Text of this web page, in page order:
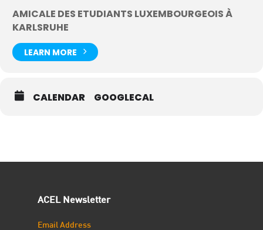
AMICALE DES ETUDIANTS LUXEMBOURGEOIS À
KARLSRUHE
LEARN MORE
CALENDAR GOOGLECAL
ACEL Newsletter
Email Address